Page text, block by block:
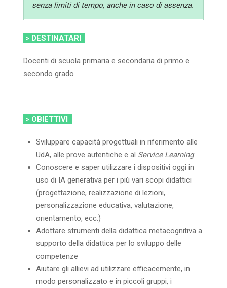
senza limiti di tempo, anche in caso di assenza.
> DESTINATARI
Docenti di scuola primaria e secondaria di primo e
secondo grado
> OBIETTIVI
Sviluppare capacità progettuali in riferimento alle
UdA, alle prove autentiche e al Service Learning
Conoscere e saper utilizzare i dispositivi oggi in
uso di IA generativa per i più vari scopi didattici
(progettazione, realizzazione di lezioni,
personalizzazione educativa, valutazione,
orientamento, ecc.)
Adottare strumenti della didattica metacognitiva a
supporto della didattica per lo sviluppo delle
competenze
Aiutare gli allievi ad utilizzare efficacemente, in
modo personalizzato e in piccoli gruppi, i